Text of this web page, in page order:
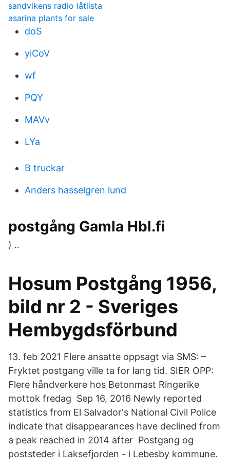
sandvikens radio låtlista
asarina plants for sale
doS
yiCoV
wf
PQY
MAVv
LYa
B truckar
Anders hasselgren lund
postgång Gamla Hbl.fi
) ..
Hosum Postgång 1956,
bild nr 2 - Sveriges
Hembygdsförbund
13. feb 2021 Flere ansatte oppsagt via SMS: –
Fryktet postgang ville ta for lang tid. SIER OPP:
Flere håndverkere hos Betonmast Ringerike
mottok fredag Sep 16, 2016 Newly reported
statistics from El Salvador's National Civil Police
indicate that disappearances have declined from
a peak reached in 2014 after Postgang og
poststeder i Laksefjorden - i Lebesby kommune.